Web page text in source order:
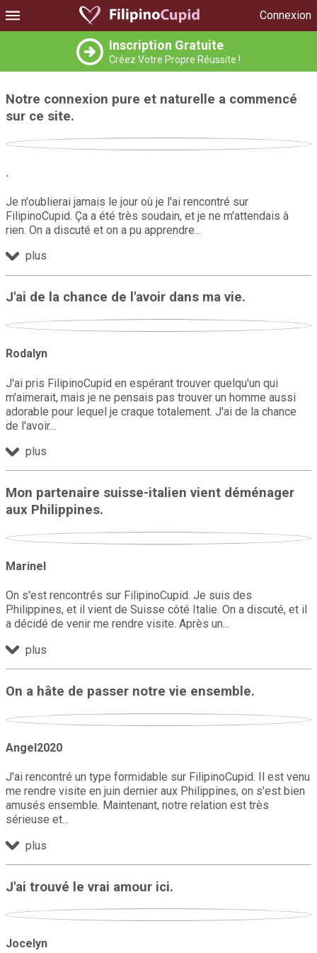
Connexion
Inscription Gratuite
Créez Votre Propre Réussite !
Notre connexion pure et naturelle a commencé
sur ce site.
.
Je n'oublierai jamais le jour où je l'ai rencontré sur
FilipinoCupid. Ça a été très soudain, et je ne m'attendais à
rien. On a discuté et on a pu apprendre
plus
J'ai de la chance de l'avoir dans ma vie.
Rodalyn
J'ai pris FilipinoCupid en espérant trouver quelqu'un qui
m'aimerait, mais je ne pensais pas trouver un homme aussi
adorable pour lequel je craque totalement. J'ai de la chance
de l'avoir
plus
Mon partenaire suisse-italien vient déménager
aux Philippines.
Marinel
On s'est rencontrés sur FilipinoCupid. Je suis des
Philippines, et il vient de Suisse côté Italie. On a discuté, et il
a décidé de venir me rendre visite. Après un
plus
On a hâte de passer notre vie ensemble.
Angel2020
J'ai rencontré un type formidable sur FilipinoCupid. Il est venu
me rendre visite en juin dernier aux Philippines, on s'est bien
amusés ensemble. Maintenant, notre relation est très
sérieuse et
plus
J'ai trouvé le vrai amour ici.
Jocelyn